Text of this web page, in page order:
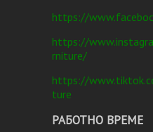
https://
https://
rniture/
https://
ture
РАБОТНО ВРЕМЕ